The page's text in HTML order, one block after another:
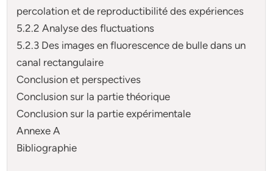
percolation et de reproductibilité des expériences
5.2.2 Analyse des fluctuations
5.2.3 Des images en fluorescence de bulle dans un
canal rectangulaire
Conclusion et perspectives
Conclusion sur la partie théorique
Conclusion sur la partie expérimentale
Annexe A
Bibliographie